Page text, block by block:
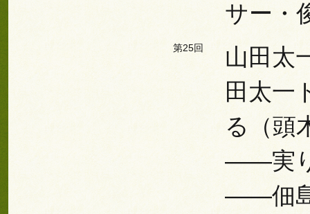
サー・
第25回
山田太
田太一
る（頭
――実
――佃